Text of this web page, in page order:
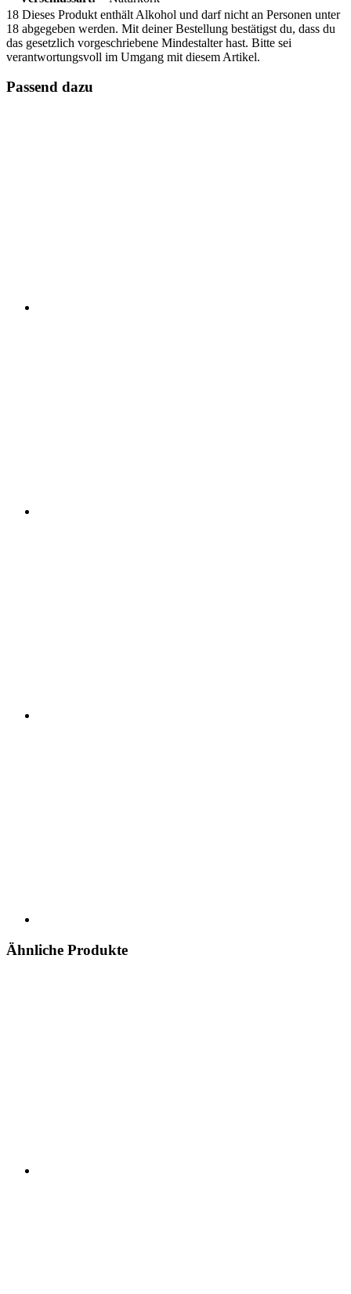
18 Dieses Produkt enthält Alkohol und darf nicht an Personen unter
18 abgegeben werden. Mit deiner Bestellung bestätigst du, dass du
das gesetzlich vorgeschriebene Mindestalter hast. Bitte sei
verantwortungsvoll im Umgang mit diesem Artikel.
Passend dazu
Ähnliche Produkte